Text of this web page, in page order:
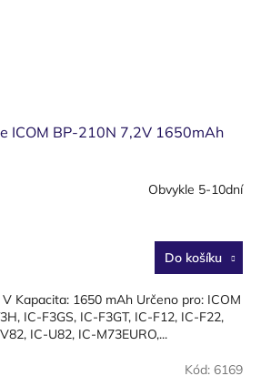
ICOM BP-210N 7,2V 1650mAh
Obvykle 5-10dní
Do košíku
Kapacita: 1650 mAh Určeno pro: ICOM
IC-F3GS, IC-F3GT, IC-F12, IC-F22,
IC-U82, IC-M73EURO,...
Kód: 6169